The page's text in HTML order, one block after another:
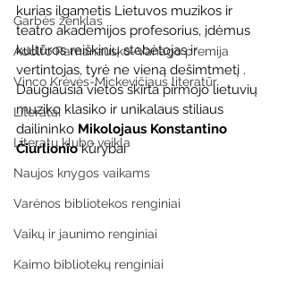
Garbės ženklas
Adolfo Ramanausko–Vanago premija
Vinco Krėvės-Mickevičiaus literatūr
Literatai
Literatų klubo veikla
Naujos knygos vaikams
Varėnos bibliotekos renginiai
Vaikų ir jaunimo renginiai
Kaimo bibliotekų renginiai
kurias ilgametis Lietuvos muzikos ir
teatro akademijos profesorius, įdėmus
kultūros reiškinių stebėtojas ir
vertintojas, tyrė ne vieną dešimtmetį .
Daugiausia vietos skirta pirmojo lietuvių
muziko klasiko ir unikalaus stiliaus
dailininko Mikolojaus Konstantino
Čiurlionio kūrybai